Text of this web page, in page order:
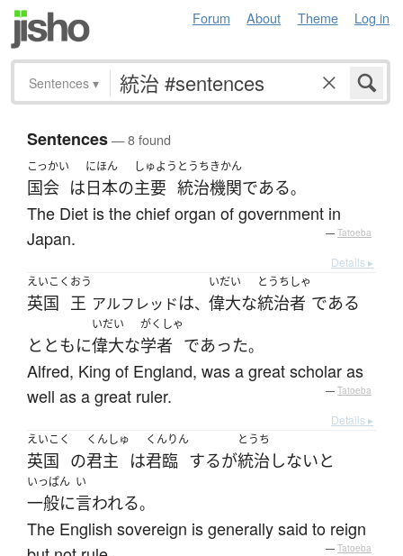
Forum About Theme Log in
Sentences ▾
Sentences— 8 found
こっかい
国会 は
にほん
日本の
しゅよう
主要
とうち
統治
きかん
機関である。
The Diet is the chief organ of government in
Japan.
— Tatoeba
Details ▸
えいこく
英国
おう
王 アルフレッドは、
いだい
偉大な
とうちしゃ
統治者 である
とともに
いだい
偉大な
がくしゃ
学者 であった。
Alfred, King of England, was a great scholar as
well as a great ruler.
— Tatoeba
Details ▸
えいこく
英国 の
くんしゅ
君主 は
くんりん
君臨 するが
とうち
統治しないと
いっぱん
一般に
い
言われる。
The English sovereign is generally said to reign
— Tatoeba